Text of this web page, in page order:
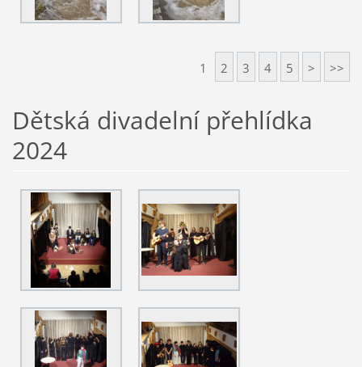
1 2 3 4 5 > >>
Dětská divadelní přehlídka
2024